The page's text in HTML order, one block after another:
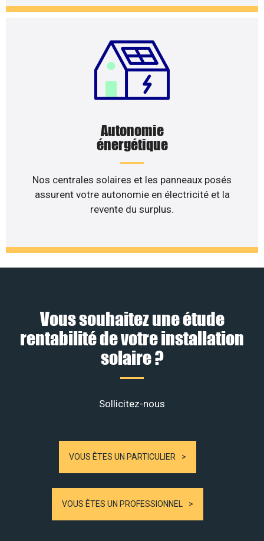
Autonomie
énergétique
Nos centrales solaires et les panneaux posés
assurent votre autonomie en électricité et la
revente du surplus.
Vous souhaitez une étude
rentabilité de votre installation
solaire ?
Sollicitez-nous
VOUS ÊTES UN PARTICULIER
VOUS ÊTES UN PROFESSIONNEL